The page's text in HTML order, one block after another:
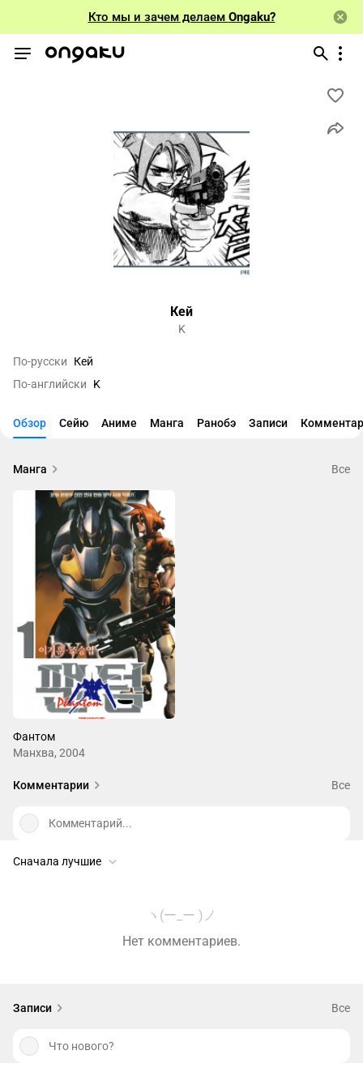
Кто мы и зачем делаем Ongaku?
Кей
K
По-русски
Кей
По-английски
K
Обзор Сейю Аниме Манга Ранобэ Записи
Манга Все
Фантом
Манхва, 2004
Комментарии Все
Комментарий...
Сначала лучшие
ヽ(ー_ー )ノ
Нет комментариев.
Записи Все
Что нового?